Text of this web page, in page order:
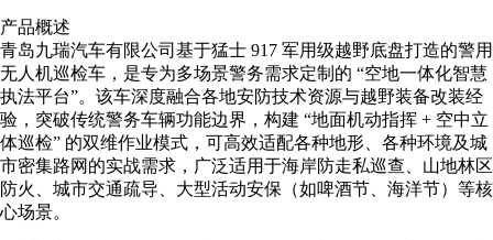
产品概述
青岛九瑞汽车有限公司基于猛士 917 军用级越野底盘打造的警用
无人机巡检车，是专为多场景警务需求定制的 “空地一体化智慧
执法平台”。该车深度融合各地安防技术资源与越野装备改装经
验，突破传统警务车辆功能边界，构建 “地面机动指挥 + 空中立
体巡检” 的双维作业模式，可高效适配各种地形、各种环境及城
市密集路网的实战需求，广泛适用于海岸防走私巡查、山地林区
防火、城市交通疏导、大型活动安保（如啤酒节、海洋节）等核
心场景。